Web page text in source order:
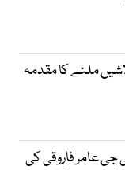
ملنے کا مقدمہ
عامر فاروقی کی